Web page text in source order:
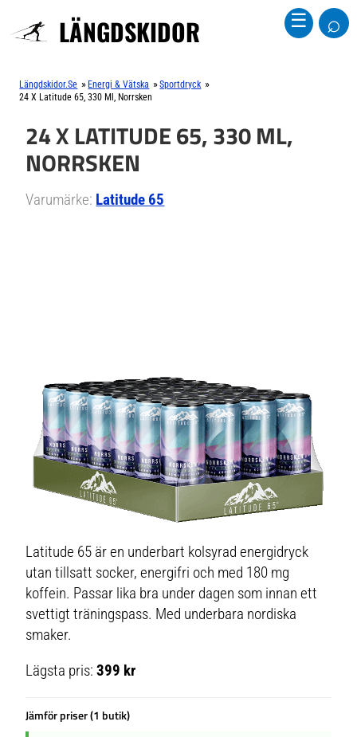
LÄNGDSKIDOR ☰ ⌕
Längdskidor.se » Energi & Vätska »Sportdryck »
24 X Latitude 65, 330 Ml, Norrsken
24 X LATITUDE 65, 330 ML,
NORRSKEN
Varumärke: Latitude 65
Latitude 65 är en underbart kolsyrad energidryck
utan tillsatt socker, energifri och med 180 mg
koffein. Passar lika bra under dagen som innan ett
svettigt träningspass. Med underbara nordiska
smaker.
Lägsta pris:399 kr
Jämför priser (1 butik)